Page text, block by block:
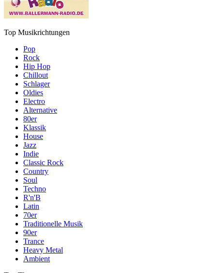
Top Musikrichtungen
Pop
Rock
Hip Hop
Chillout
Schlager
Oldies
Electro
Alternative
80er
Klassik
House
Jazz
Indie
Classic Rock
Country
Soul
Techno
R'n'B
Latin
70er
Traditionelle Musik
90er
Trance
Heavy Metal
Ambient